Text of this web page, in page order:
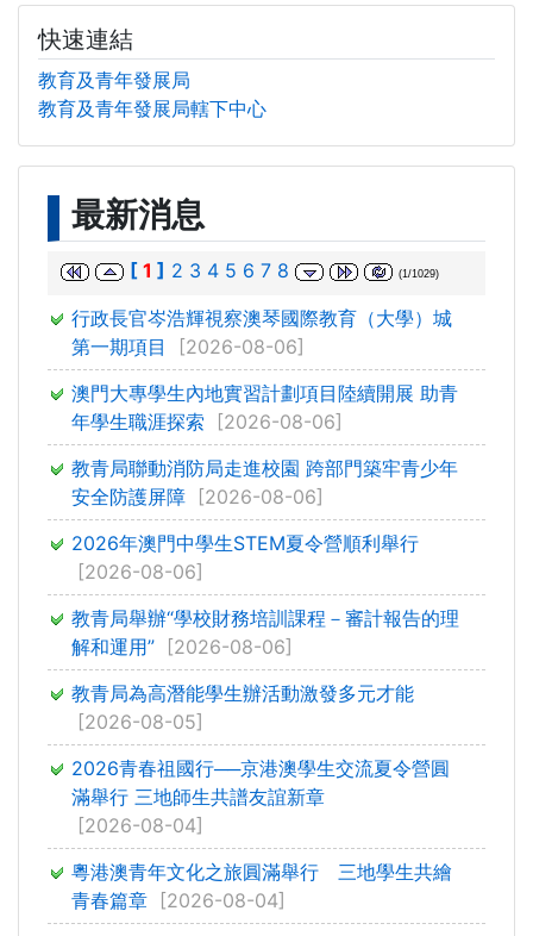
快速連結
教育及青年發展局
教育及青年發展局轄下中心
最新消息
[ 1 ] 2 3 4 5 6 7 8 (1/1029)
行政長官岑浩輝視察澳琴國際教育（大學）城
第一期項目
[2026-08-06]
澳門大專學生內地實習計劃項目陸續開展 助青
年學生職涯探索
[2026-08-06]
教青局聯動消防局走進校園 跨部門築牢青少年
安全防護屏障
[2026-08-06]
2026年澳門中學生STEM夏令營順利舉行
[2026-08-06]
教青局舉辦“學校財務培訓課程－審計報告的理
解和運用”
[2026-08-06]
教青局為高潛能學生辦活動激發多元才能
[2026-08-05]
2026青春祖國行──京港澳學生交流夏令營圓
滿舉行 三地師生共譜友誼新章
[2026-08-04]
粵港澳青年文化之旅圓滿舉行 三地學生共繪
青春篇章
[2026-08-04]